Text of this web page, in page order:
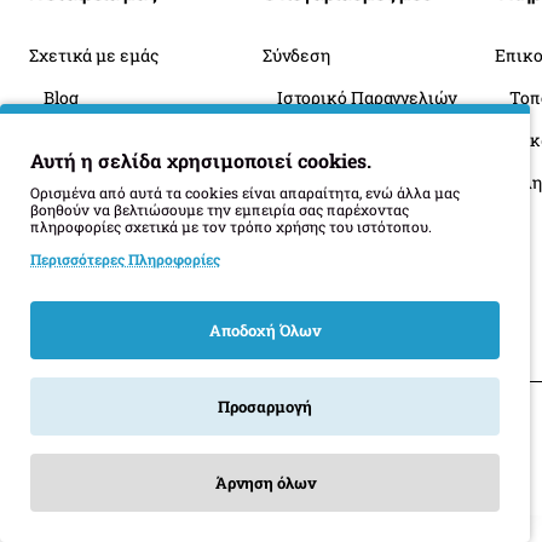
Σύγκριση
1 επαγωγική
διαμέτρου 200χιλ. / 2,3kW έως 3,0kW BOOSTER
Τύπος / ισχύς εστίας μπροστά δεξιά
1 επαγωγική
διαμέτρου 160χιλ. / 1,2kW έως 1,4kW BOOSTER
Λειτουργία γέφυρας - BRIDGE
Μαύρο κρύσταλλο
Υλικό - χρώμα επιλογέων slider αφής
Σχετικά με εμάς
Blog
Όροι Επιστροφής
Σύνδεση
Ιστορικό Παραγγελιών
Αυτή η σελίδα χρησιμοποιεί cookies.
Ορισμένα από αυτά τα cookies είναι απαραίτητα, ενώ άλλα μας
βοηθούν να βελτιώσουμε την εμπειρία σας παρέχοντας
πληροφορίες σχετικά με τον τρόπο χρήσης του ιστότοπου.
Περισσότερες Πληροφορίες
Αποδοχή Όλων
Προσαρμογή
Άρνηση όλων